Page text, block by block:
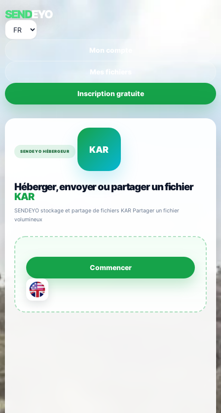
SENDEYO
Mon compte
Mes fichiers
Inscription gratuite
SENDEYO HÉBERGEUR KAR
Héberger, envoyer ou partager un fichier
KAR
SENDEYO stockage et partage de fichiers KAR Partager un fichier
volumineux